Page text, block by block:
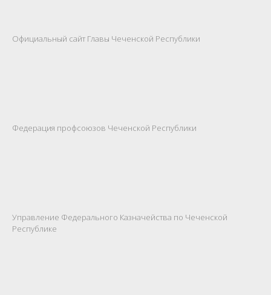
Официальный сайт Главы Чеченской Республики
Федерация профсоюзов Чеченской Республики
Управление Федерального Казначейства по Чеченской
Республике